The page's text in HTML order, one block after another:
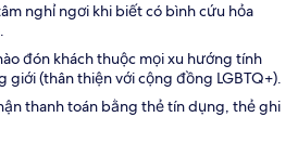
nghỉ ngơi khi biết có bình cứu hỏa
đón khách thuộc mọi xu hướng tính
giới (thân thiện với cộng đồng LGBTQ+).
thanh toán bằng thẻ tín dụng, thẻ ghi